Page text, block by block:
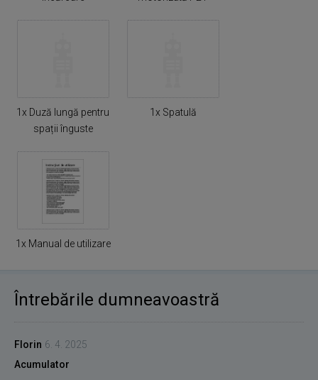
1x Duză lungă pentru
spații înguste
1x Spatulă
1x Manual de utilizare
Întrebările dumneavoastră
Florin 6. 4. 2025
Acumulator